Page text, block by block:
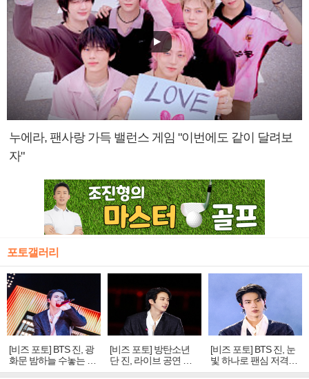
누에라, 팬사랑 가득 밸런스 게임 "이번에도 같이 달려보
자"
포토갤러리
[비즈 포토] BTS 진, 광
화문 밤하늘 수놓는 '비
주얼 킹'의 열창
[비즈 포토] 방탄소년
단 진, 라이브 공연 중
빛나는 독보적 아우라
[비즈 포토] BTS 진, 눈
빛 하나로 팬심 저격…
독보적 카리스마